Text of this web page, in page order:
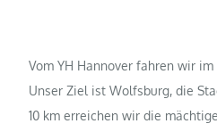
Vom YH Hannover fahren wir
Unser Ziel ist Wolfsburg, die
10 km erreichen wir die